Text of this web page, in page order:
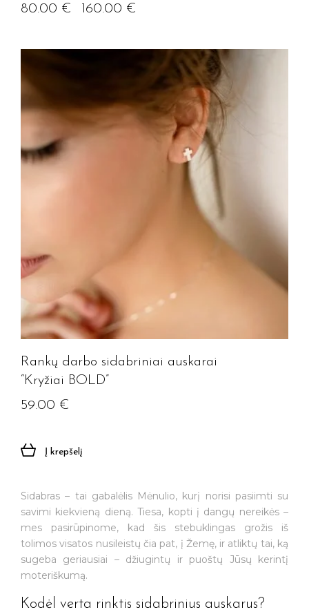
80.00 € 160.00 €
Rankų darbo sidabriniai auskarai
“Kryžiai BOLD”
59.00 €
Į krepšelį
Sidabras – tai gabalėlis Mėnulio, kurį norisi pasiimti su
savimi kiekvieną dieną. Tiesa, kopti į dangų nereikės –
mes pasirūpinome, kad šis stebuklingas grožis iš
tolimos visatos nusileistų čia pat, į Žemę, ir atliktų tai, ką
sugeba geriausiai – džiugintų ir puoštų Jūsų kerintį
moteriškumą.
Kodėl verta rinktis sidabrinius auskarus?